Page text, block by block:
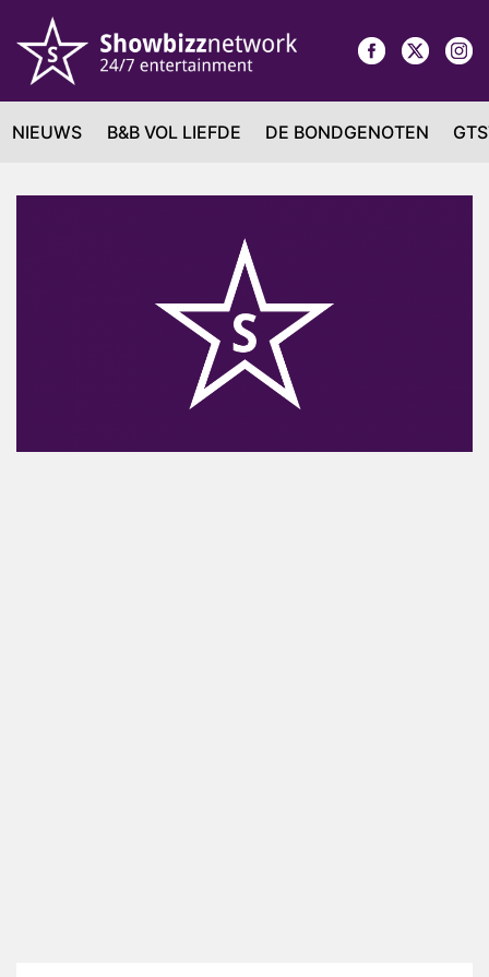
NIEUWS B&B VOL LIEFDE DE BONDGENOTEN